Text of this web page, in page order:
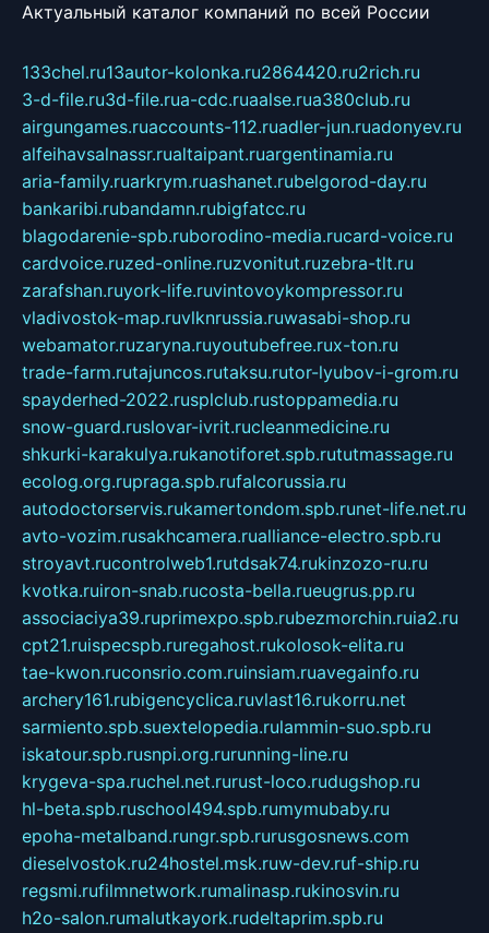
Актуальный каталог компаний по всей России
133chel.ru13autor-kolonka.ru2864420.ru2rich.ru
3-d-file.ru3d-file.rua-cdc.ruaalse.rua380club.ru
airgungames.ruaccounts-112.ruadler-jun.ruadonyev.ru
alfeihavsalnassr.rualtaipant.ruargentinamia.ru
aria-family.ruarkrym.ruashanet.rubelgorod-day.ru
bankaribi.rubandamn.rubigfatcc.ru
blagodarenie-spb.ruborodino-media.rucard-voice.ru
cardvoice.ruzed-online.ruzvonitut.ruzebra-tlt.ru
zarafshan.ruyork-life.ruvintovoykompressor.ru
vladivostok-map.ruvlknrussia.ruwasabi-shop.ru
webamator.ruzaryna.ruyoutubefree.rux-ton.ru
trade-farm.rutajuncos.rutaksu.rutor-lyubov-i-grom.ru
spayderhed-2022.rusplclub.rustoppamedia.ru
snow-guard.ruslovar-ivrit.rucleanmedicine.ru
shkurki-karakulya.rukanotiforet.spb.rututmassage.ru
ecolog.org.rupraga.spb.rufalcorussia.ru
autodoctorservis.rukamertondom.spb.runet-life.net.ru
avto-vozim.rusakhcamera.rualliance-electro.spb.ru
stroyavt.rucontrolweb1.rutdsak74.rukinzozo-ru.ru
kvotka.ruiron-snab.rucosta-bella.rueugrus.pp.ru
associaciya39.ruprimexpo.spb.rubezmorchin.ruia2.ru
cpt21.ruispecspb.ruregahost.rukolosok-elita.ru
tae-kwon.ruconsrio.com.ruinsiam.ruavegainfo.ru
archery161.rubigencyclica.ruvlast16.rukorru.net
sarmiento.spb.suextelopedia.rulammin-suo.spb.ru
iskatour.spb.rusnpi.org.rurunning-line.ru
krygeva-spa.ruchel.net.rurust-loco.rudugshop.ru
hl-beta.spb.ruschool494.spb.rumymubaby.ru
epoha-metalband.rungr.spb.rurusgosnews.com
dieselvostok.ru24hostel.msk.ruw-dev.ruf-ship.ru
regsmi.rufilmnetwork.rumalinasp.rukinosvin.ru
h2o-salon.rumalutkayork.rudeltaprim.spb.ru